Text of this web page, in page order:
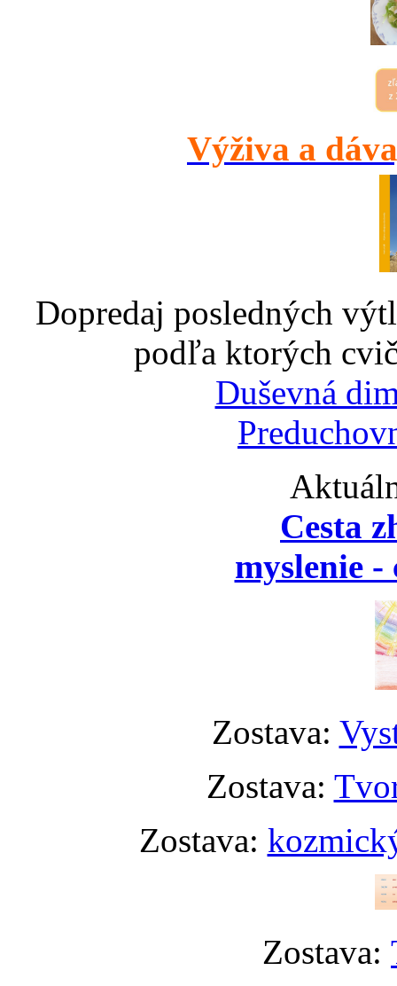
Výživa a
Dopredaj posledných
podľa ktorých
Duševná
Cesta
myslenie
Zostava:
Zostava:
Zostava:
Zostava: